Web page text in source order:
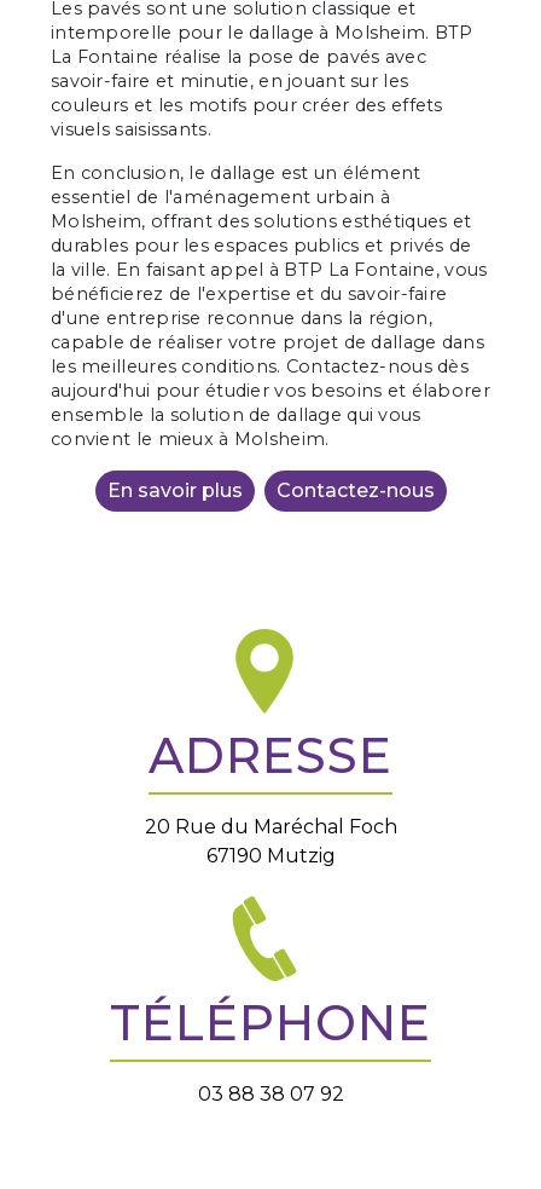
Les pavés sont une solution classique et
intemporelle pour le dallage à Molsheim. BTP
La Fontaine réalise la pose de pavés avec
savoir-faire et minutie, en jouant sur les
couleurs et les motifs pour créer des effets
visuels saisissants.
En conclusion, le dallage est un élément
essentiel de l'aménagement urbain à
Molsheim, offrant des solutions esthétiques et
durables pour les espaces publics et privés de
la ville. En faisant appel à BTP La Fontaine, vous
bénéficierez de l'expertise et du savoir-faire
d'une entreprise reconnue dans la région,
capable de réaliser votre projet de dallage dans
les meilleures conditions. Contactez-nous dès
aujourd'hui pour étudier vos besoins et élaborer
ensemble la solution de dallage qui vous
convient le mieux à Molsheim.
En savoir plus Contactez-nous
ADRESSE
20 Rue du Maréchal Foch
67190 Mutzig
TÉLÉPHONE
03 88 38 07 92